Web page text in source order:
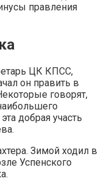
правления
ЦК КПСС,
он править в
говорят,
добрая участь
Зимой ходил в
Успенского